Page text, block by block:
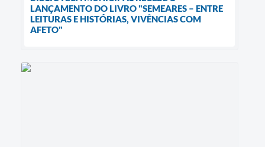
LANÇAMENTO DO LIVRO "SEMEARES – ENTRE
LEITURAS E HISTÓRIAS, VIVÊNCIAS COM
AFETO"